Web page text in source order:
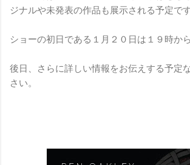
ジナルや未発表の作品も展示される予定です
ショーの初日である１月２０日は１９時か
後日、さらに詳しい情報をお伝えする予定
さい。